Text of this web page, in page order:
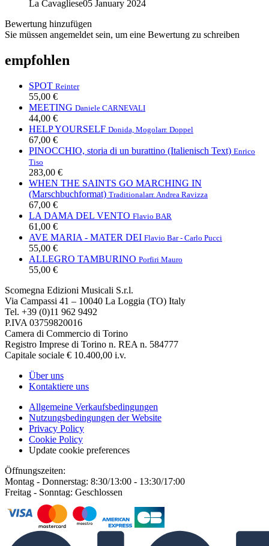
La Cavagliese05 January 2024
Bewertung hinzufügen
Sie müssen angemeldet sein, um eine Bewertung zu schreiben
empfohlen
SPOT Reinter
55,00 €
MEETING Daniele CARNEVALI
44,00 €
HELP YOURSELF Donida, Mogolarr. Doppel
67,00 €
PINOCCHIO, storia di un burattino (Italienisch Text) Enrico
Tiso
283,00 €
WHEN THE SAINTS GO MARCHING IN
(Marschbuchformat) Traditionalarr. Andrea Ravizza
67,00 €
LA DAMA DEL VENTO Flavio BAR
61,00 €
AVE MARIA - MATER DEI Flavio Bar - Carlo Pucci
55,00 €
ALLEGRO TAMBURINO Porfiri Mauro
55,00 €
Scomegna Edizioni Musicali S.r.l.
Via Campassi 41 – 10040 La Loggia (TO) Italy
Tel. +39 (0)11 962 9492
P.IVA 03759820016
Camera di Commercio di Torino
Registro Imprese di Torino n. REA n. 584777
Capitale sociale € 10.400,00 i.v.
Über uns
Kontaktiere uns
Allgemeine Verkaufsbedingungen
Nutzungsbedingungen der Website
Privacy Policy
Cookie Policy
Update cookie preferences
Öffnungszeiten:
Montag - Donnerstag: 8:30/13:00 - 13:30/17:00
Freitag - Sonntag: Geschlossen